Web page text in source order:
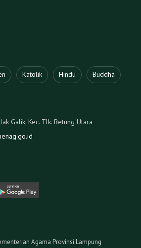
Katolik Hindu Buddha
Galik, Kec. Tlk. Betung Utara
Agama Provinsi Lampung